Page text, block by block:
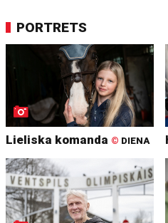
PORTRETS
Lieliska komanda © DIENA